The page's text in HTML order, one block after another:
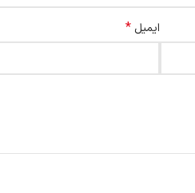
ایمیل *